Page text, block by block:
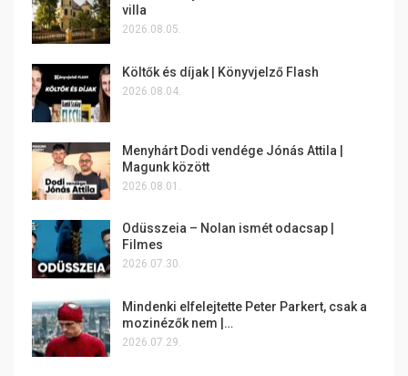
villa
2026.08.05.
Költők és díjak | Könyvjelző Flash
2026.08.04.
Menyhárt Dodi vendége Jónás Attila |
Magunk között
2026.08.01.
Odüsszeia – Nolan ismét odacsap |
Filmes
2026.07.30.
Mindenki elfelejtette Peter Parkert, csak a
mozinézők nem |…
2026.07.29.